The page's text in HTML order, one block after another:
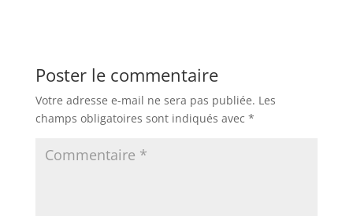
Poster le commentaire
Votre adresse e-mail ne sera pas publiée. Les
champs obligatoires sont indiqués avec *